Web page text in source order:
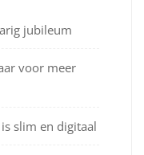
jubileum
voor meer
slim en digitaal